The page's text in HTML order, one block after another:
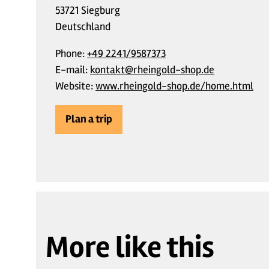
53721 Siegburg
Deutschland
Phone:+49 2241/9587373
E-mail: kontakt@rheingold-shop.de
Website:www.rheingold-shop.de/home.html
Plan a trip
More like this